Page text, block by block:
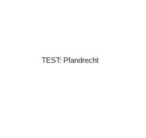
TEST: Pfandrecht